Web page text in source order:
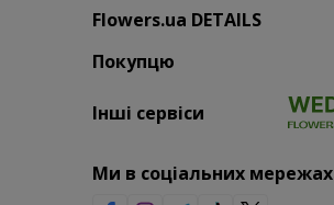
Flowers.ua DETAILS
Покупцю
Інші сервіси
Ми в соціальних мережах